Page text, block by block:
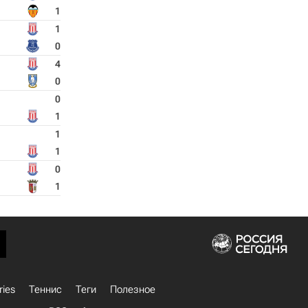
1
1
0
4
0
0
1
1
1
0
1
Теннис Теги
Полезное